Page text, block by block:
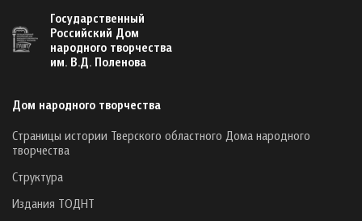
Государственный
Российский Дом
народного творчества
им. В.Д. Поленова
Дом народного творчества
Страницы истории Тверского областного Дома народного
творчества
Структура
Издания ТОДНТ